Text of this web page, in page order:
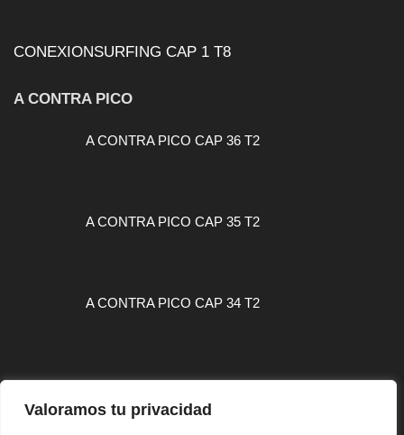
Valoramos tu privacidad
CONEXIONSURFING CAP 1 T8
A CONTRA PICO
A CONTRA PICO CAP 36 T2
A CONTRA PICO CAP 35 T2
A CONTRA PICO CAP 34 T2